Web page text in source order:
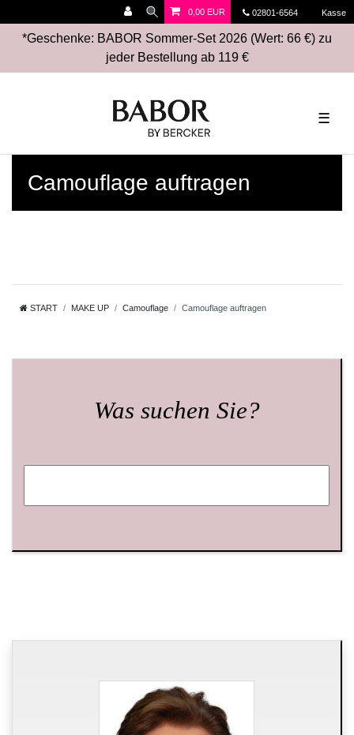
02801-6564 Kasse
0,00 EUR
*Geschenke: BABOR Sommer-Set 2026 (Wert: 66 €) zu
jeder Bestellung ab 119 €
☰
Camouflage auftragen
START MAKE UP Camouflage Camouflage auftragen
Was suchen Sie?